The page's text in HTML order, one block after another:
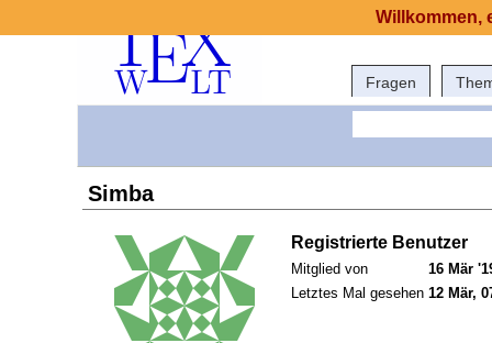
Fragen
Simba
Registrierte Benutzer
Mitglied von
16 Mär
Letztes Mal gesehen 12 Mär,
Willkommen,